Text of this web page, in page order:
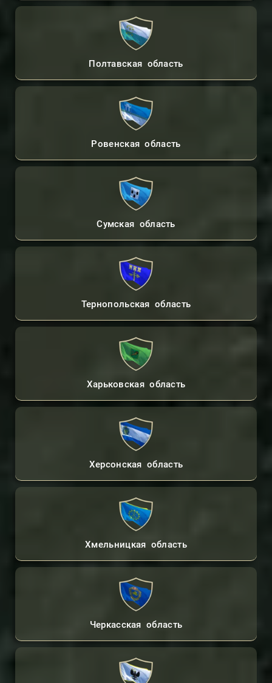
Полтавская область
Ровенская область
Сумская область
Тернопольская область
Харьковская область
Херсонская область
Хмельницкая область
Черкасская область
Контакты Адвоката